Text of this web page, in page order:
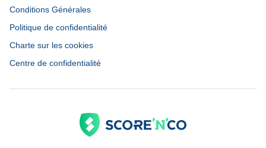
Conditions Générales
Politique de confidentialité
Charte sur les cookies
Centre de confidentialité